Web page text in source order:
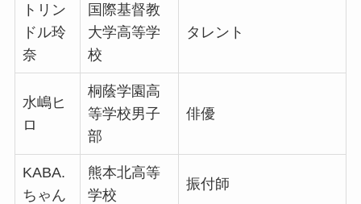
トリン
ドル玲
奈
国際基督教
大学高等学
校
タレント
水嶋ヒ
ロ
桐蔭学園高
等学校男子
部
俳優
KABA.
ちゃん
熊本北高等
学校
振付師